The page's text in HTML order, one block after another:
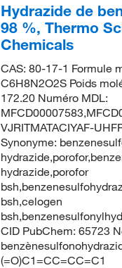
Hydrazide de
98 %, Thermo
Chemicals
CAS: 80-17-1 Formule
C6H8N2O2S Poids
172.20 Numéro MDL:
VJRITMATACIYAF-
Synonyme:
hydrazide,porofor
bsh,celogen
CID PubChem: 65723
(=O)C1=CC=CC=C1